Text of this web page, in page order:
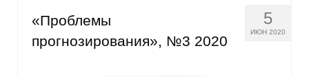
Аспирантура
Об аспирантуре
5
ИЮН 2020
«Проблемы
прогнозирования», №3 2020